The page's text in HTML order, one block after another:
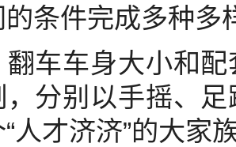
的条件完成多种多
车身大小和配
，分别以手摇、
人才济济”的大家